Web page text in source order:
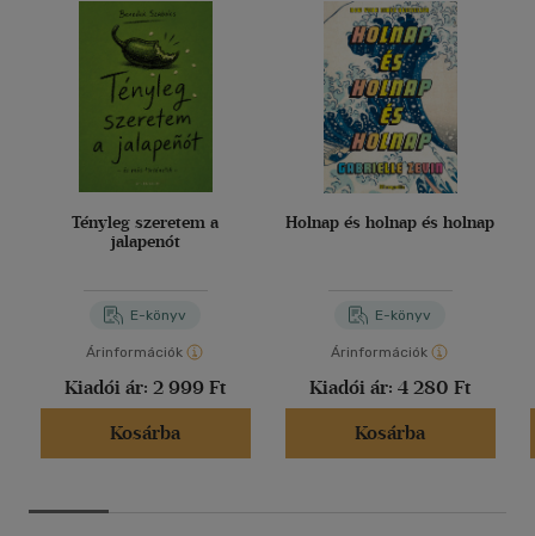
Tényleg szeretem a
jalapenót
E-könyv
Árinformációk
Kiadói ár: 2 999 Ft
Kosárba
Holnap és holnap és holnap
E-könyv
Árinformációk
Kiadói ár: 4 280 Ft
Kosárba